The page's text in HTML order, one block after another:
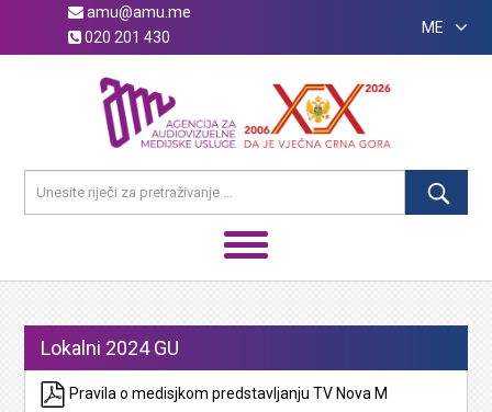
amu@amu.me
020 201 430
ME
Lokalni 2024 GU
Pravila o medisjkom predstavljanju TV Nova M